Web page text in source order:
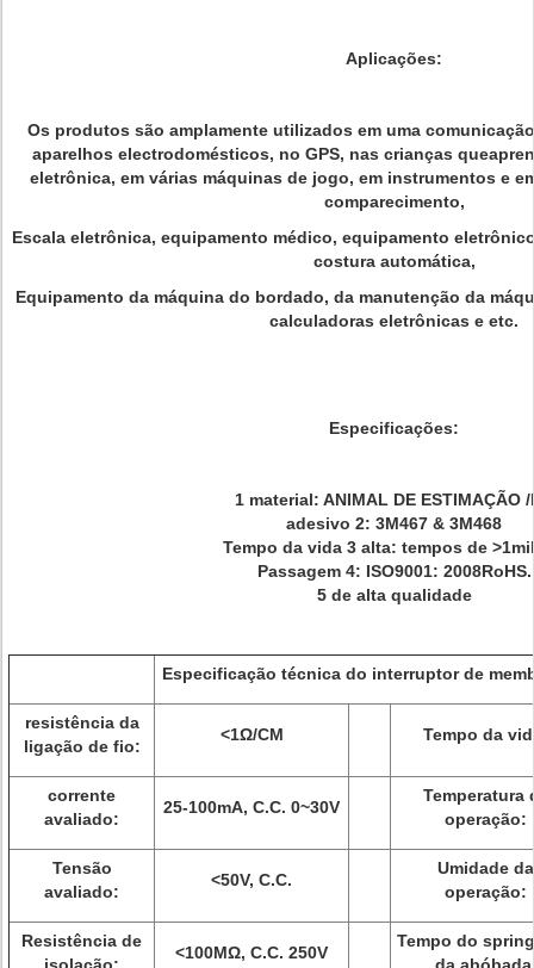
Aplicações:
Os produtos são amplamente utilizados em uma
aparelhos electrodomésticos, no GPS, nas crianças
eletrônica, em várias máquinas de jogo, em instrumentos e
comparecimento,
Escala eletrônica, equipamento médico, equipamento
costura automática,
Equipamento da máquina do bordado, da manutenção da
calculadoras eletrônicas e etc.
Especificações:
1 material: ANIMAL DE ESTIMAÇÃO /
adesivo 2: 3M467 & 3M468
Tempo da vida 3 alta: tempos de
Passagem 4: ISO9001: 2008RoHS.
5 de alta qualidade
Especificação técnica do interruptor de
resistência da
ligação de fio:
<1Ω/CM Tempo da
corrente
avaliado:
25-100mA, C.C. 0~30V
Temperatura
operação:
Tensão
avaliado:
<50V, C.C.
Umidade da
operação:
Resistência de
<100MΩ, C.C. 250V
Tempo do